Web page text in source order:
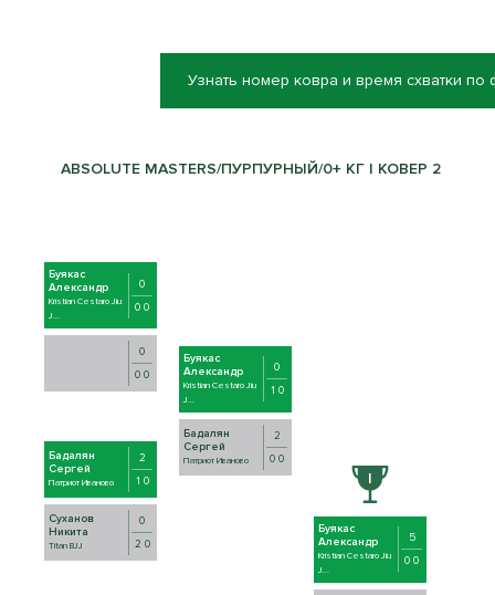
Узнать номер ковра и время схватки по
ABSOLUTE MASTERS/ПУРПУРНЫЙ/0+ КГ | КОВЕР 2
Буякас
Александр
Kristian Cestaro Jiu
J...
0
0 0
0
0 0
Бадалян
Сергей
Патриот Иваново
2
1 0
Суханов
Никита
Titan BJJ
0
2 0
Буякас
Александр
Kristian Cestaro Jiu
J...
0
1 0
Бадалян
Сергей
Патриот Иваново
2
0 0
Буякас
Александр
Kristian Cestaro Jiu
J...
5
0 0